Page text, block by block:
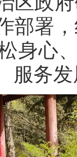
部署
身心
服务